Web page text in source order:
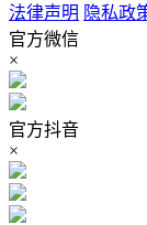
法律声明 隐私政
官方微信
×
官方抖音
×